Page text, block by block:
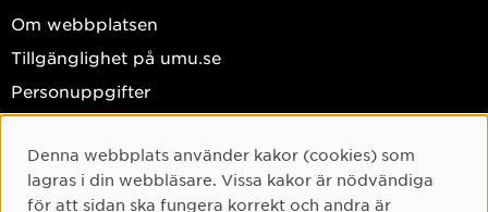
Om webbplatsen
Tillgänglighet på umu.se
Personuppgifter
Facebook
Instagram
Cookie-samtycke
Denna webbplats använder kakor (cookies) som
lagras i din webbläsare. Vissa kakor är nödvändiga
för att sidan ska fungera korrekt och andra är